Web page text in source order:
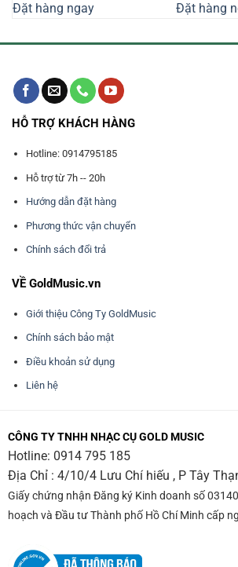
8.790.000₫.
7.640.000₫.
Đặt hàng ngay Đặt hàng
HỖ TRỢ KHÁCH HÀNG
Hotline: 0914795185
Hỗ trợ từ 7h -- 20h
Hướng dẫn đặt hàng
Phương thức vận chuyển
Chính sách đổi trả
VỀ GoldMusic.vn
Giới thiệu Công Ty GoldMusic
Chính sách bảo mật
Điều khoản sử dụng
Liên hệ
CÔNG TY TNHH NHẠC CỤ GOLD MUSIC
Hotline: 0914 795 185
Địa Chỉ : 4/10/4 Lưu Chí hiếu , P Tây
Giấy chứng nhận Đăng ký Kinh doanh số
hoạch và Đầu tư Thành phố Hồ Chí Minh cấp